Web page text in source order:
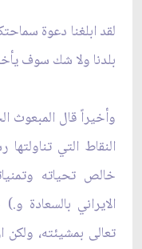
لقد ابلغنا دعوة
بلدنا ولا شك سوف
وأخيراً قال المبعوث
النقاط التي
خالص تحياته
الايراني بالسعادة و.)
تعالى بمشيئته، ولكن